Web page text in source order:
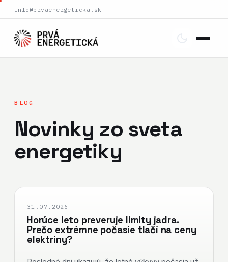
info@prvaenergeticka.sk
BLOG
Novinky zo sveta
energetiky
31.07.2026
Horúce leto preveruje limity jadra.
Prečo extrémne počasie tlačí na ceny
elektriny?